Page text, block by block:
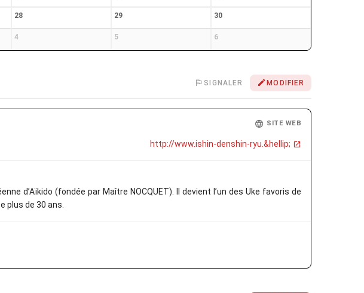
28 29 30
4 5 6
SIGNALER MODIFIER
SITE WEB
http://www.ishin-denshin-ryu.&hellip;
d’Aïkido (fondée par Maître NOCQUET). Il devient l’un des Uke favoris de
plus de 30 ans.